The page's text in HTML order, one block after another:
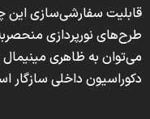
قابلیت سفارشی‌سازی این
طرح‌های نورپردازی
می‌توان به ظاهری مینیمال
دکوراسیون داخلی سازگار